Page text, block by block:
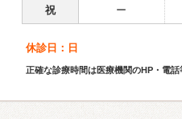
祝 ー
休診日：日
正確な診療時間は医療機関のHP・電